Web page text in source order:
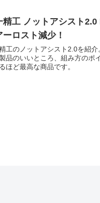
精工 ノットアシスト
ーロスト減少！
工のノットアシスト2.0を紹
品のいいところ、組み方のポ
ほど最高な商品です。